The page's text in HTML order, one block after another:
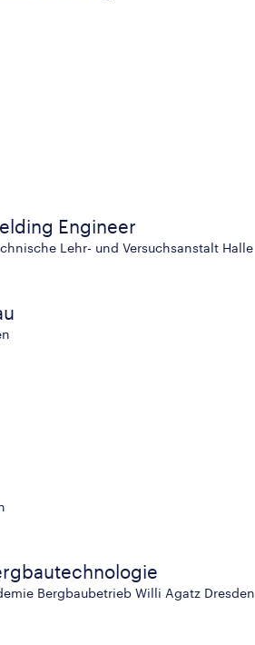
Engineer
Lehr- und Versuchsanstalt Halle
Bergbaubetrieb Willi Agatz Dresden